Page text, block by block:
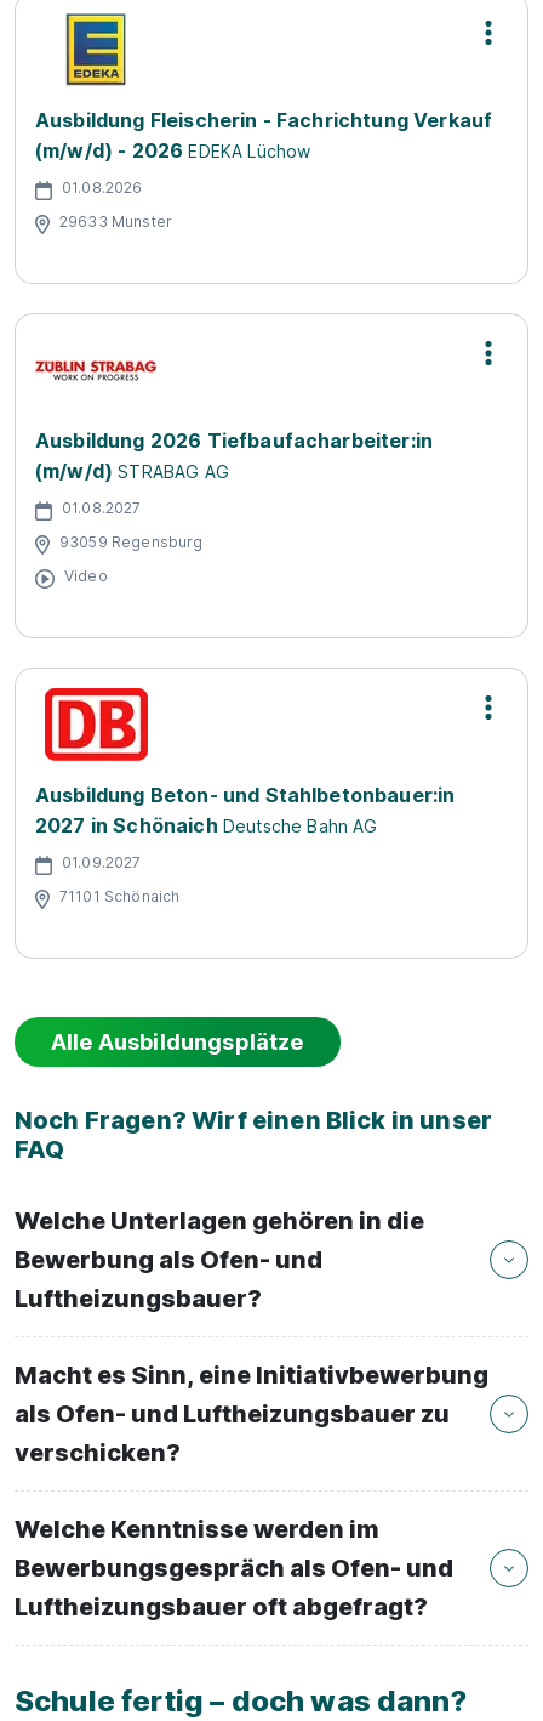
Ausbildung Fleischerin - Fachrichtung Verkauf
(m/w/d) - 2026 EDEKA Lüchow
01.08.2026
29633 Munster
Ausbildung 2026 Tiefbaufacharbeiter:in
(m/w/d) STRABAG AG
01.08.2027
93059 Regensburg
Video
Ausbildung Beton- und Stahlbetonbauer:in
2027 in Schönaich Deutsche Bahn AG
01.09.2027
71101 Schönaich
Alle Ausbildungsplätze
Noch Fragen? Wirf einen Blick in unser
FAQ
Welche Unterlagen gehören in die
Bewerbung als Ofen- und
Luftheizungsbauer?
Macht es Sinn, eine Initiativbewerbung
als Ofen- und Luftheizungsbauer zu
verschicken?
Welche Kenntnisse werden im
Bewerbungsgespräch als Ofen- und
Luftheizungsbauer oft abgefragt?
Schule fertig – doch was dann?